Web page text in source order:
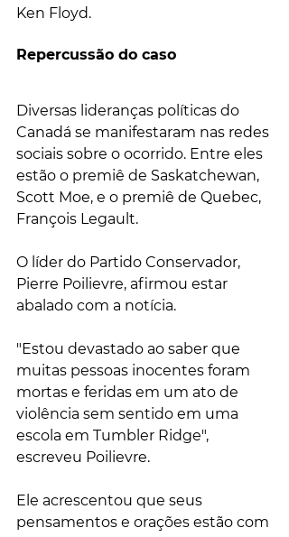
Ken Floyd.
Repercussão do caso
Diversas lideranças políticas do
Canadá se manifestaram nas redes
sociais sobre o ocorrido. Entre eles
estão o premiê de Saskatchewan,
Scott Moe, e o premiê de Quebec,
François Legault.
O líder do Partido Conservador,
Pierre Poilievre, afirmou estar
abalado com a notícia.
"Estou devastado ao saber que
muitas pessoas inocentes foram
mortas e feridas em um ato de
violência sem sentido em uma
escola em Tumbler Ridge",
escreveu Poilievre.
Ele acrescentou que seus
pensamentos e orações estão com